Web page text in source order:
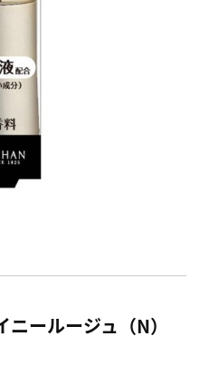
ールージュ（N）